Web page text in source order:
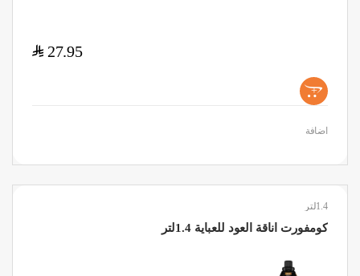
27.95
$
+
اضافة
1.4لتر
كومفورت اناقة العود للعباية 1.4لتر